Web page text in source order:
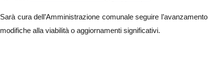
Sarà cura dell’Amministrazione comunale seguire
modifiche alla viabilità o aggiornamenti significativi.